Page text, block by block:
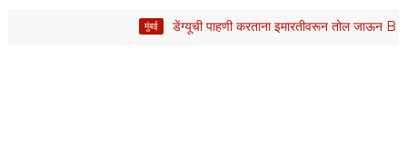
डेंग्यूची पाहणी करताना इमारतीवरून तोल जाऊन BMC